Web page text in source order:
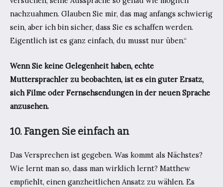
nachzuahmen. Glauben Sie mir, das mag anfangs schwierig
sein, aber ich bin sicher, dass Sie es schaffen werden.
Eigentlich ist es ganz einfach, du musst nur üben.“
Wenn Sie keine Gelegenheit haben, echte
Muttersprachler zu beobachten, ist es ein guter Ersatz,
sich Filme oder Fernsehsendungen in der neuen Sprache
anzusehen.
10. Fangen Sie einfach an
Das Versprechen ist gegeben. Was kommt als Nächstes?
Wie lernt man so, dass man wirklich lernt? Matthew
empfiehlt, einen ganzheitlichen Ansatz zu wählen. Es